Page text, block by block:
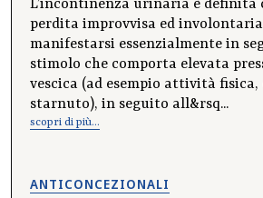
L’incontinenza urinaria è definita
perdita improvvisa ed
manifestarsi essenzialmente in
stimolo che comporta elevata
vescica (ad esempio attività fisica,
starnuto), in seguito all&rsq...
scopri di più...
ANTICONCEZIONALI